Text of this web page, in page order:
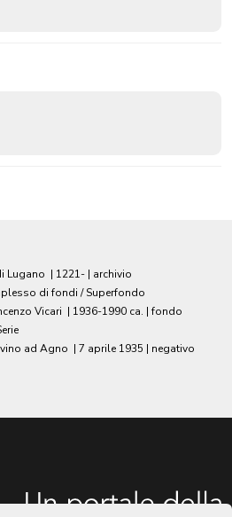
Lugano | 1221- | archivio
di fondi / Superfondo
Vicari | 1936-1990 ca. | fondo
ad Agno | 7 aprile 1935 | negativo